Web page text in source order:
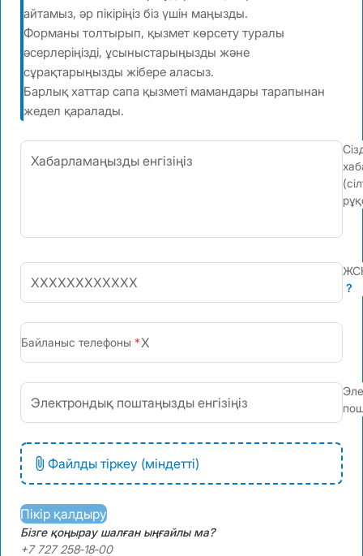
айтамыз, әр пікіріңіз біз үшін маңызды.
Форманы толтырып, қызмет көрсету туралы
әсерлеріңізді, ұсыныстарыңызды және
сұрақтарыңызды жібере аласыз.
Барлық хаттар сапа қызметі мамандары тарапынан
жедел қаралады.
?
+7
Байланыс телефоны
Файлды тіркеу (міндетті)
Пікір қалдыру
Бізге қоңырау шалған ыңғайлы ма?
+7 727 258‑18‑00